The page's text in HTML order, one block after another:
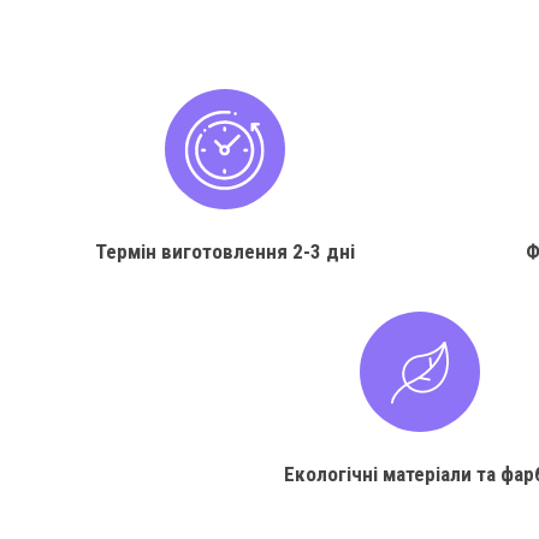
Термін виготовлення 2-3 дні
Екологічні матеріали та